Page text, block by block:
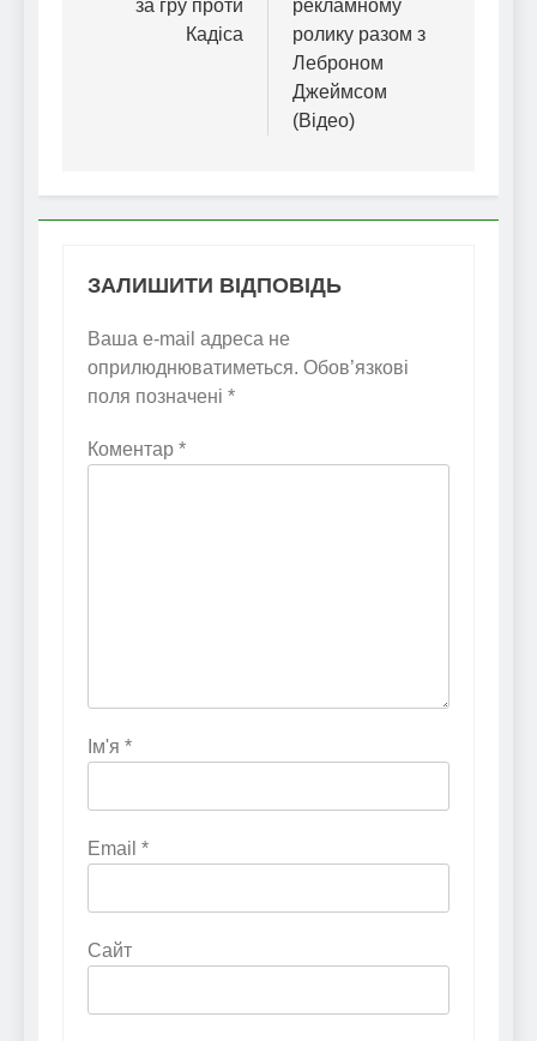
за гру проти
Кадіса
рекламному
ролику разом з
Леброном
Джеймсом
(Відео)
ЗАЛИШИТИ ВІДПОВІДЬ
Ваша e-mail адреса не
оприлюднюватиметься. Обов’язкові
поля позначені *
Коментар *
Ім'я *
Email *
Сайт